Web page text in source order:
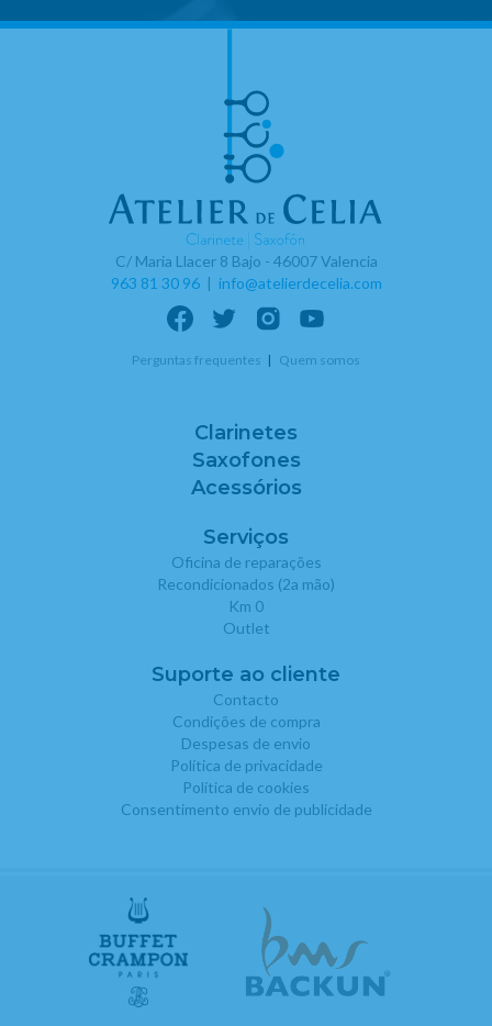
C/ Maria Llacer 8 Bajo - 46007 Valencia
963 81 30 96| info@atelierdecelia.com
Perguntas frequentes Quem somos
Clarinetes
Saxofones
Acessórios
Serviços
Oficina de reparações
Recondicionados (2a mão)
Km 0
Outlet
Suporte ao cliente
Contacto
Condições de compra
Despesas de envio
Política de privacidade
Política de cookies
Consentimento envio de publicidade